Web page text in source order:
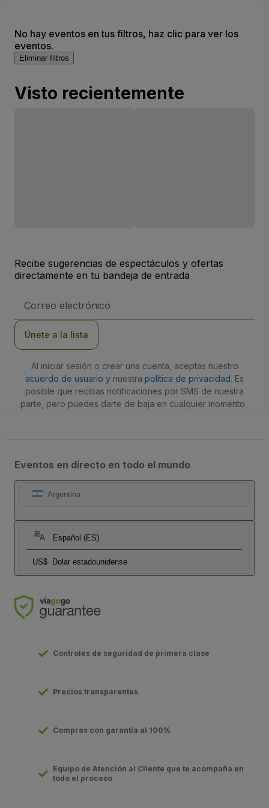
No hay eventos en tus filtros, haz clic para ver los
eventos.
Eliminar filtros
Visto recientemente
Recibe sugerencias de espectáculos y ofertas
directamente en tu bandeja de entrada
de
Únete a la lista
Al iniciar sesión o crear una cuenta, aceptas nuestro
acuerdo de usuario y nuestra política de privacidad. Es
posible que recibas notificaciones por SMS de nuestra
parte, pero puedes darte de baja en cualquier momento.
Eventos en directo en todo el mundo
Argentina
Español (ES)
US$ Dolar estadounidense
Controles de seguridad de primera clase
Precios transparentes
Compras con garantía al 100%
Equipo de Atención al Cliente que te acompaña en
todo el proceso